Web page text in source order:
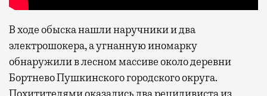
В ходе обыска нашли наручники и два
электрошокера, а угнанную иномарку
обнаружили в лесном массиве около деревни
Бортнево Пушкинского городского округа.